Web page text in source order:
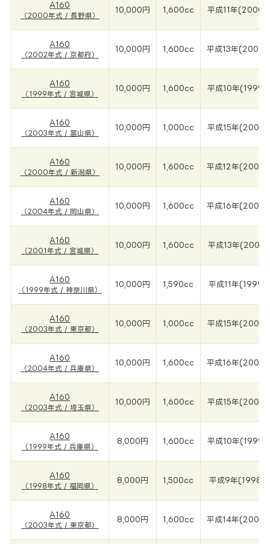
A160
（2000年式 / 長野県）
10,000円 1,600cc 平成11年(2000
A160
（2002年式 / 京都府）
10,000円 1,600cc 平成13年(2002
A160
（1999年式 / 宮城県）
10,000円 1,600cc 平成10年(1999
A160
（2003年式 / 富山県）
10,000円 1,000cc 平成15年(2003
A160
（2000年式 / 新潟県）
10,000円 1,600cc 平成12年(2000
A160
（2004年式 / 岡山県）
10,000円 1,600cc 平成16年(2004
A160
（2001年式 / 宮城県）
10,000円 1,600cc 平成13年(2001
A160
（1999年式 / 神奈川県）
10,000円 1,590cc 平成11年(1999
A160
（2003年式 / 東京都）
10,000円 1,000cc 平成15年(2003
A160
（2004年式 / 兵庫県）
10,000円 1,600cc 平成16年(2004
A160
（2003年式 / 埼玉県）
10,000円 1,600cc 平成15年(2003
A160
（1999年式 / 兵庫県）
8,000円 1,600cc 平成10年(1999
A160
（1998年式 / 福岡県）
8,000円 1,500cc 平成9年(1998
A160
（2003年式 / 東京都）
8,000円 1,600cc 平成14年(2003